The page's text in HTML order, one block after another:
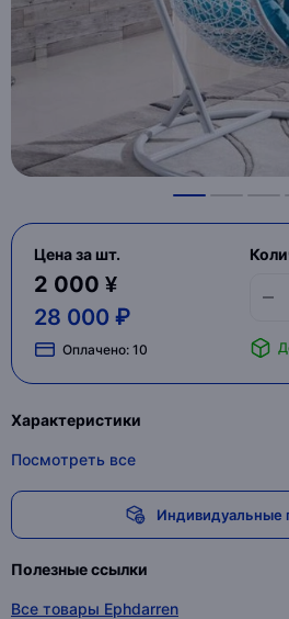
Цена за шт.
2 000 ¥
28 000 ₽
Оплачено: 10
Характеристики
Посмотреть все
Индивидуальные
Полезные ссылки
Все товары Ephdarren